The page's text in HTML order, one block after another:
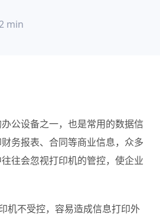
min
公设备之一，也是常用的数据信
务报表、合同等商业信息，众多
往会忽视打印机的管控，使企业
机不受控，容易造成信息打印外